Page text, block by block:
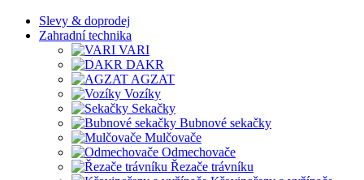
Slevy & doprodej
Zahradní technika
VARI
DAKR
AGZAT
Vozíky
Sekačky
Bubnové sekačky
Mulčovače
Odmechovače
Řezače trávníku